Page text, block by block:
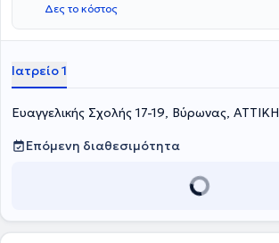
Δες το κόστος
Ιατρείο 1
Ευαγγελικής Σχολής 17-19, Βύρωνας, ΑΤΤΙΚΗ
Επόμενη διαθεσιμότητα